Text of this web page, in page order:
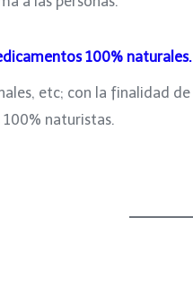
100% naturales.
etc; con la finalidad de
naturistas.